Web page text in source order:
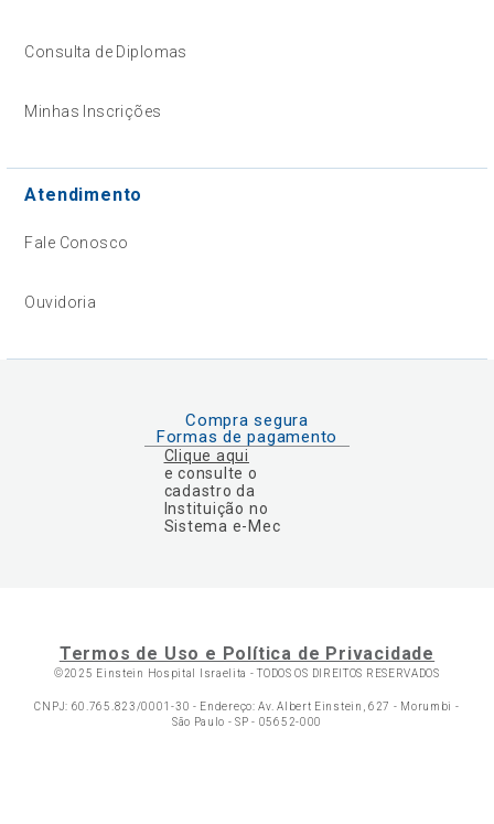
Consulta de Diplomas
Minhas Inscrições
Atendimento
Fale Conosco
Ouvidoria
Compra segura
Formas de pagamento
Clique aqui
e consulte o
cadastro da
Instituição no
Sistema e-Mec
Termos de Uso e Política de Privacidade
©2025 Einstein Hospital Israelita -TODOS OS DIREITOS RESERVADOS
CNPJ: 60.765.823/0001-30 - Endereço: Av. Albert Einstein, 627 - Morumbi -
São Paulo - SP - 05652-000